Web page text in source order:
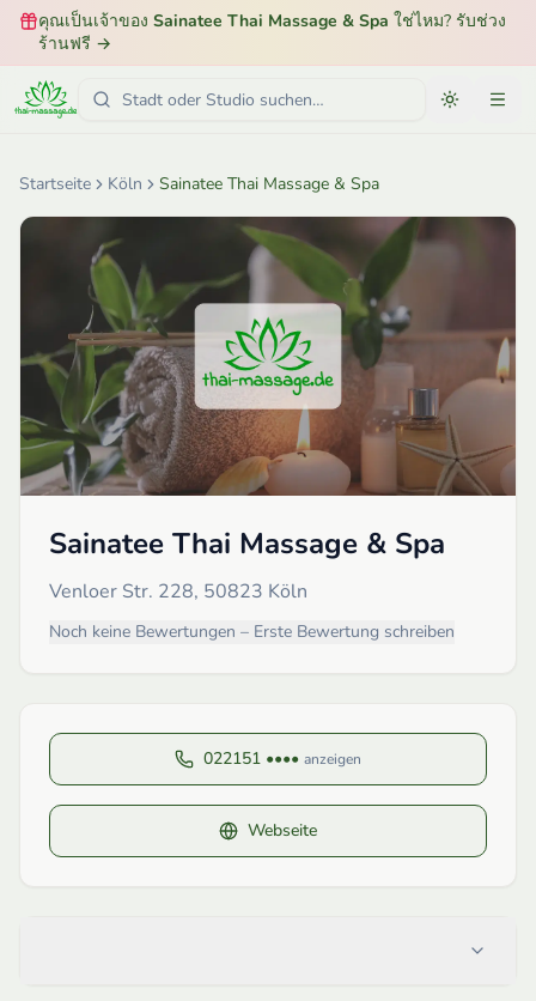
คุณเป็นเจ้าของ Sainatee Thai Massage & Spa ใช่ไหม? รับช่วง
ร้านฟรี →
Startseite Köln Sainatee Thai Massage & Spa
Sainatee Thai Massage & Spa
Venloer Str. 228, 50823 Köln
Noch keine Bewertungen – Erste Bewertung schreiben
022151 •••• anzeigen
Webseite